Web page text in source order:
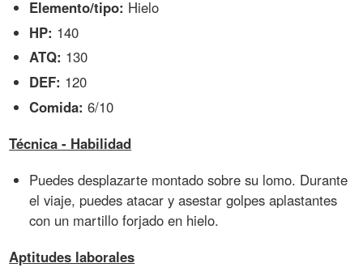
Elemento/tipo: Hielo
HP: 140
ATQ: 130
DEF: 120
Comida: 6/10
Técnica - Habilidad
Puedes desplazarte montado sobre su lomo. Durante
el viaje, puedes atacar y asestar golpes aplastantes
con un martillo forjado en hielo.
Aptitudes laborales